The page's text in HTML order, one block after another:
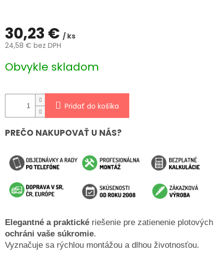
30,23 € / ks
24,58 € bez DPH
cena:
Obvykle skladom
Pridať do košíka
PREČO NAKUPOVAŤ U NÁS?
Elegantné a praktické riešenie pre zatienenie plotových
ochráni vaše súkromie.
Vyznačuje sa rýchlou montážou a dlhou životnosťou.